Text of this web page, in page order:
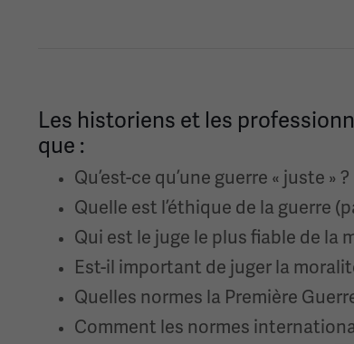
Les historiens et les
que :
Qu’est-ce qu’une guerre « juste » ?
Quelle est l’éthique de la guerre
Qui est le juge le plus fiable de la
Est-il important de juger la
Quelles normes la Première
Comment les normes